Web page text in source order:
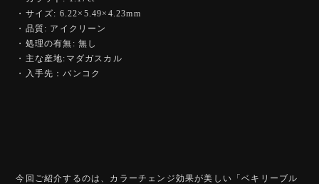
・サイズ: 6.22×5.49×4.23mm
・品質: アイクリーン
・処理の有無: 無し
・主な産地:マダガスカル
・入手先：バンコク
今回ご紹介するのは、カラーチェンジ効果が美しい「ベキリーブル